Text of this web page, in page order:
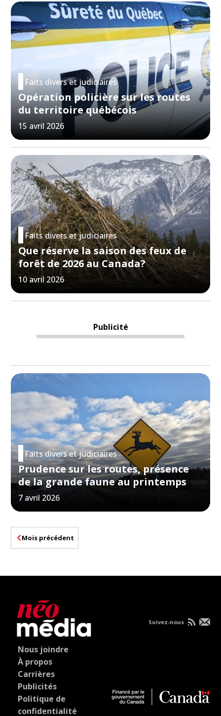
Faits divers et judiciaires
Opération policière sur les routes
du territoire québécois
15 avril 2026
Faits divers et judiciaires
Que réserve la saison des feux de
forêt de 2026 au Canada?
10 avril 2026
Publicité
Faits divers et judiciaires
Prudence sur les routes, présence
de la grande faune au printemps
7 avril 2026
Mois précédent
Nous joindre
À propos
Carrières
Publicités
Politique de
confidentialité
Suivez-nous